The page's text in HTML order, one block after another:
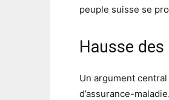
peuple suisse se
Hausse des
Un argument
d’assurance-